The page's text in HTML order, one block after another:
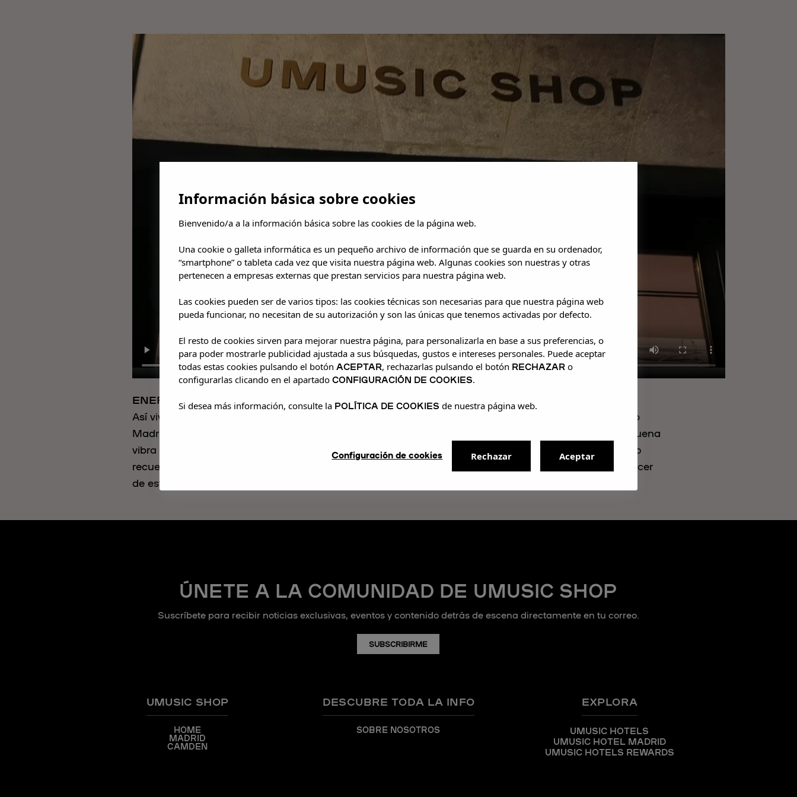
ENERO 2026
Así vivimos la listening party del álbum 'HOW DID I GET HERE?' de Louis Tomlinson en UMusic Shop
Madrid, un momento único donde los fans pudieron disfrutar del álbum en exclusiva, rodeados de buena
vibra y sorpresas especiales. Fue un placer compartir este evento con todos los que vinisteis, creando
recuerdos inolvidables y celebrando juntos la pasión por la música. ¡Gracias por acompañarnos y hacer
de esta experiencia algo tan especial!
ÚNETE A LA COMUNIDAD DE UMUSIC SHOP
Suscríbete para recibir noticias exclusivas, eventos y contenido detrás de escena directamente en tu correo.
SUBSCRIBIRME
UMUSIC SHOP
HOME
MADRID
CAMDEN
DESCUBRE TODA LA INFO
SOBRE NOSOTROS
EXPLORA
UMUSIC HOTELS
UMUSIC HOTEL MADRID
UMUSIC HOTELS REWARDS
Información básica sobre cookies
Bienvenido/a a la información básica sobre las cookies de la página web.
Una cookie o galleta informática es un pequeño archivo de información que se guarda en su ordenador,
“smartphone” o tableta cada vez que visita nuestra página web. Algunas cookies son nuestras y otras
pertenecen a empresas externas que prestan servicios para nuestra página web.
Las cookies pueden ser de varios tipos: las cookies técnicas son necesarias para que nuestra página web
pueda funcionar, no necesitan de su autorización y son las únicas que tenemos activadas por defecto.
El resto de cookies sirven para mejorar nuestra página, para personalizarla en base a sus preferencias, o
para poder mostrarle publicidad ajustada a sus búsquedas, gustos e intereses personales. Puede aceptar
todas estas cookies pulsando el botón ACEPTAR, rechazarlas pulsando el botón RECHAZARo
configurarlas clicando en el apartado CONFIGURACIÓN DE COOKIES.
Si desea más información, consulte la POLÍTICA DE COOKIES de nuestra página web.
Configuración de cookies Rechazar Aceptar